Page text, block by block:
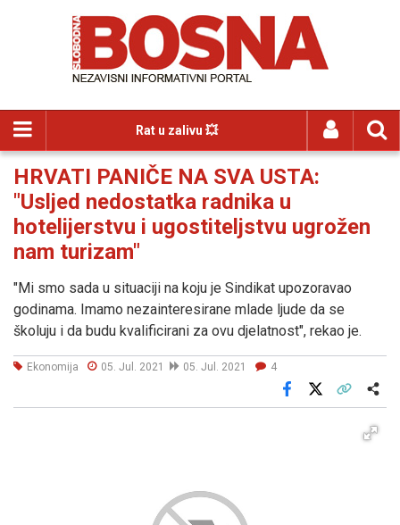
Rat u zalivu 💥
HRVATI PANIČE NA SVA USTA:
"Usljed nedostatka radnika u
hotelijerstvu i ugostiteljstvu ugrožen
nam turizam"
"Mi smo sada u situaciji na koju je Sindikat upozoravao
godinama. Imamo nezainteresirane mlade ljude da se
školuju i da budu kvalificirani za ovu djelatnost", rekao je.
Ekonomija 05. Jul. 2021 05. Jul. 2021 4
Facebook